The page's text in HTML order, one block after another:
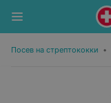
Посев на стрептококки •